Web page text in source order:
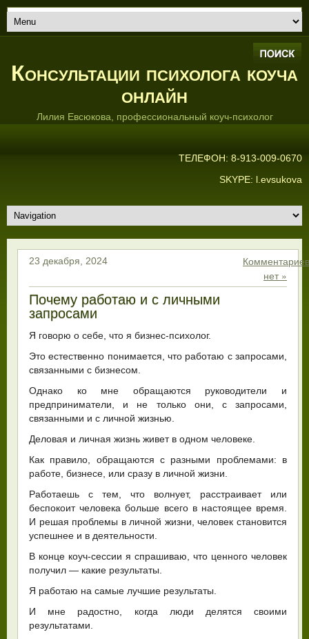
Консультации психолога коуча
онлайн
Лилия Евсюкова, профессиональный коуч-психолог
ТЕЛЕФОН: 8-913-009-0670
SKYPE: l.evsukova
23 декабря, 2024
Комментариев
нет »
Почему работаю и с личными
запросами
Я говорю о себе, что я бизнес-психолог.
Это естественно понимается, что работаю с запросами,
связанными с бизнесом.
Однако ко мне обращаются руководители и
предприниматели, и не только они, с запросами,
связанными и с личной жизнью.
Деловая и личная жизнь живет в одном человеке.
Как правило, обращаются с разными проблемами: в
работе, бизнесе, или сразу в личной жизни.
Работаешь с тем, что волнует, расстраивает или
беспокоит человека больше всего в настоящее время.
И решая проблемы в личной жизни, человек становится
успешнее и в деятельности.
В конце коуч-сессии я спрашиваю, что ценного человек
получил — какие результаты.
Я работаю на самые лучшие результаты.
И мне радостно, когда люди делятся своими
результатами.